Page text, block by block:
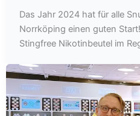
Das Jahr 2024 hat für alle
Norrköping einen guten
Stingfree Nikotinbeutel im